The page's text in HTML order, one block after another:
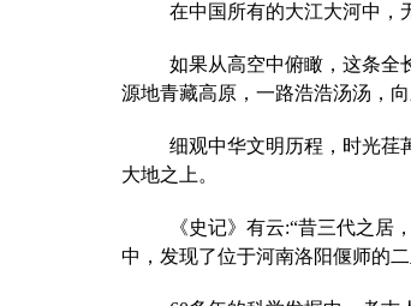
在中国所有的大江大河中，
如果从高空中俯瞰，这条全
源地青藏高原，一路浩浩汤汤，向
细观中华文明历程，时光荏
大地之上。
《史记》有云:“昔三代之居
中，发现了位于河南洛阳偃师的